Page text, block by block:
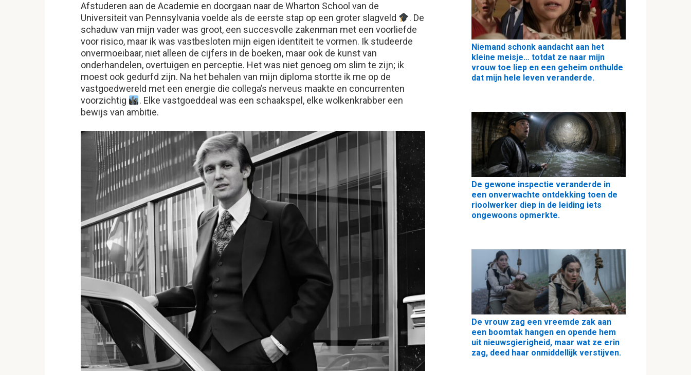
Afstuderen aan de Academie en doorgaan naar de Wharton School van de
Universiteit van Pennsylvania voelde als de eerste stap op een groter slagveld
. De
schaduw van mijn vader was groot, een succesvolle zakenman met een voorliefde
voor risico, maar ik was vastbesloten mijn eigen identiteit te vormen. Ik studeerde
onvermoeibaar, niet alleen de cijfers in de boeken, maar ook de kunst van
onderhandelen, overtuigen en perceptie. Het was niet genoeg om slim te zijn; ik
moest ook gedurfd zijn. Na het behalen van mijn diploma stortte ik me op de
vastgoedwereld met een energie die collega’s nerveus maakte en concurrenten
voorzichtig
. Elke vastgoeddeal was een schaakspel, elke wolkenkrabber een
bewijs van ambitie.
Niemand schonk aandacht aan het
kleine meisje… totdat ze naar mijn
vrouw toe liep en een geheim onthulde
dat mijn hele leven veranderde.
De gewone inspectie veranderde in
een onverwachte ontdekking toen de
rioolwerker diep in de leiding iets
ongewoons opmerkte.
De vrouw zag een vreemde zak aan
een boomtak hangen en opende hem
uit nieuwsgierigheid, maar wat ze erin
zag, deed haar onmiddellijk verstijven.